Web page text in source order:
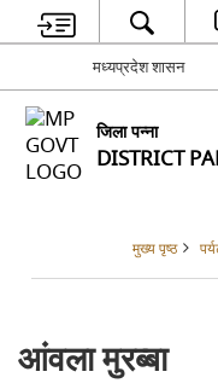
मध्यप्रदेश शासन
जिला पन्ना
DISTRICT
मुख्य पृष्ठ
आंवला मुरब्बा